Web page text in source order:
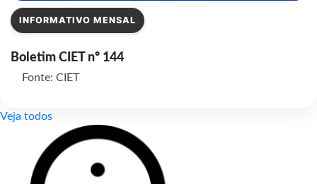
INFORMATIVO MENSAL
Boletim CIET nº 144
Fonte: CIET
Veja todos